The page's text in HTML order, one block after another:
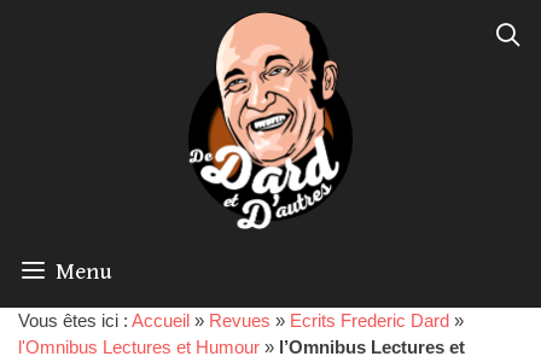
Menu
Vous êtes ici : Accueil » Revues » Ecrits Frederic Dard »
l'Omnibus Lectures et Humour » l’Omnibus Lectures et